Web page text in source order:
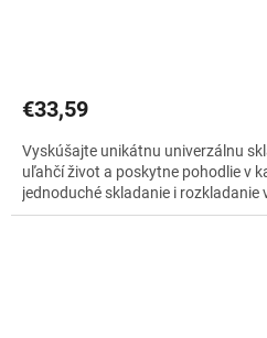
€33,59
Vyskúšajte unikátnu univerzálnu
uľahčí život a poskytne pohodlie v
jednoduché skladanie i rozkladanie